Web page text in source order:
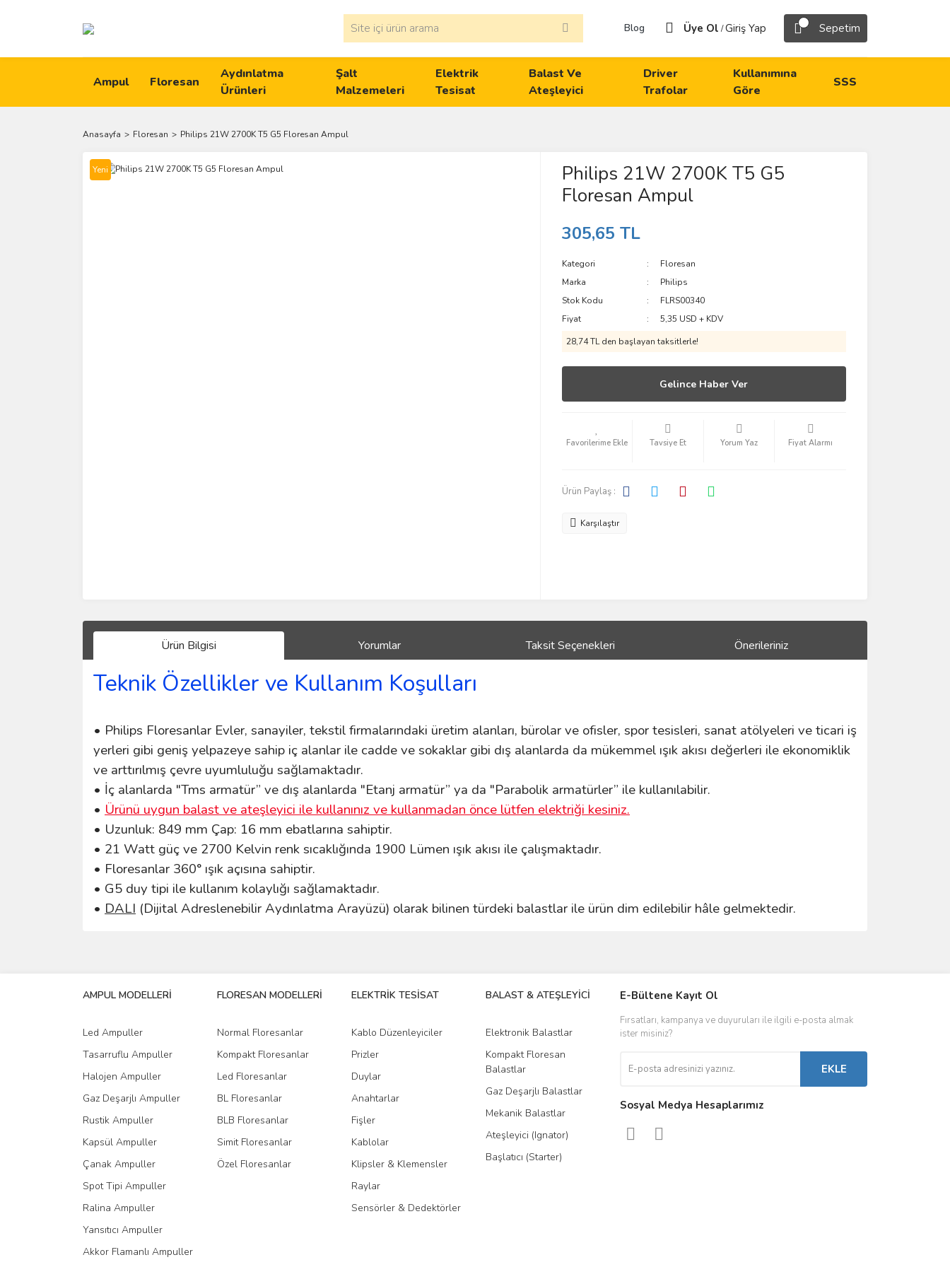
Blog Üye Ol /Giriş Yap Sepetim
Ampul Floresan
Aydınlatma
Ürünleri
Şalt
Malzemeleri
Elektrik
Tesisat
Balast Ve
Ateşleyici
Driver
Trafolar
Kullanımına
Göre
SSS
Anasayfa Floresan Philips 21W 2700K T5 G5 Floresan Ampul
Yeni
Philips 21W 2700K T5 G5
Floresan Ampul
305,65 TL
Kategori
Floresan
Marka
Philips
Stok Kodu
FLRS00340
Fiyat
5,35 USD + KDV
28,74 TL den başlayan taksitlerle!
Gelince Haber Ver
Tavsiye Et Yorum Yaz Fiyat Alarmı
Ürün Paylaş :
Karşılaştır
Ürün Bilgisi Yorumlar Taksit Seçenekleri Önerileriniz
Teknik Özellikler ve Kullanım Koşulları
• Philips Floresanlar Evler, sanayiler, tekstil firmalarındaki üretim alanları, bürolar ve ofisler, spor tesisleri, sanat atölyeleri ve ticari iş
yerleri gibi geniş yelpazeye sahip iç alanlar ile cadde ve sokaklar gibi dış alanlarda da mükemmel ışık akısı değerleri ile ekonomiklik
ve arttırılmış çevre uyumluluğu sağlamaktadır.
• İç alanlarda "Tms armatür” ve dış alanlarda "Etanj armatür” ya da "Parabolik armatürler” ile kullanılabilir.
• Ürünü uygun balast ve ateşleyici ile kullanınız ve kullanmadan önce lütfen elektriği kesiniz.
• Uzunluk: 849 mm Çap: 16 mm ebatlarına sahiptir.
• 21 Watt güç ve 2700 Kelvin renk sıcaklığında 1900 Lümen ışık akısı ile çalışmaktadır.
• Floresanlar 360° ışık açısına sahiptir.
• G5 duy tipi ile kullanım kolaylığı sağlamaktadır.
• DALI (Dijital Adreslenebilir Aydınlatma Arayüzü) olarak bilinen türdeki balastlar ile ürün dim edilebilir hâle gelmektedir.
Ürün resmi kalitesiz, bozuk veya görüntülenemiyor.
Ürün bilgilerinde hatalar bulunuyor.
Ürün fiyatı diğer sitelerden daha pahalı.
Bu ürüne benzer farklı alternatifler olmalı.
AMPUL MODELLERİ
Led Ampuller
Tasarruflu Ampuller
Halojen Ampuller
Gaz Deşarjlı Ampuller
Rustik Ampuller
Kapsül Ampuller
Çanak Ampuller
Spot Tipi Ampuller
Ralina Ampuller
Yansıtıcı Ampuller
Akkor Flamanlı Ampuller
FLORESAN MODELLERİ
Normal Floresanlar
Kompakt Floresanlar
Led Floresanlar
BL Floresanlar
BLB Floresanlar
Simit Floresanlar
Özel Floresanlar
ELEKTRİK TESİSAT
Kablo Düzenleyiciler
Prizler
Duylar
Anahtarlar
Fişler
Kablolar
Klipsler & Klemensler
Raylar
Sensörler & Dedektörler
BALAST & ATEŞLEYİCİ
Elektronik Balastlar
Kompakt Floresan
Balastlar
Gaz Deşarjlı Balastlar
Mekanik Balastlar
Ateşleyici (Ignator)
Başlatıcı (Starter)
DRIVER & TRAFO
Led Driverlar
Kontaktörler
Sigorta & Otomatlar
E-Bültene Kayıt Ol
Fırsatları, kampanya ve duyuruları ile ilgili e-posta almak
ister misiniz?
EKLE
Sosyal Medya Hesaplarımız